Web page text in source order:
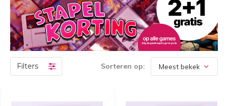
Filters Sorteren op: